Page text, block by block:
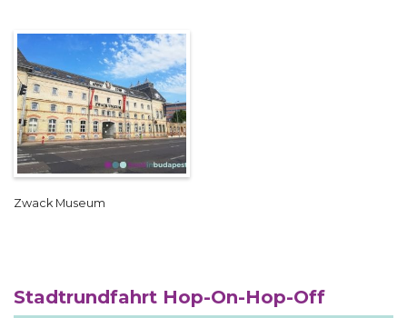
Zwack Museum
Stadtrundfahrt Hop-On-Hop-Off